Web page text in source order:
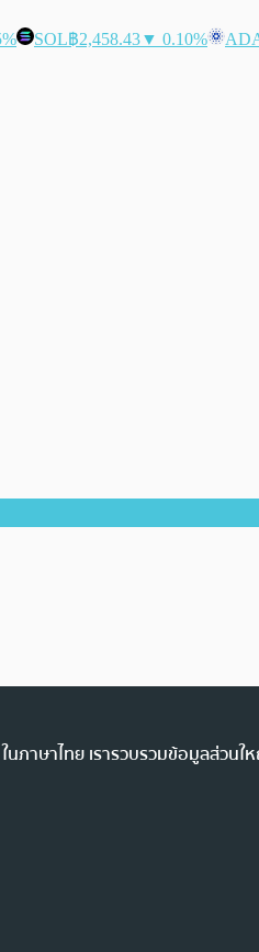
SOL฿2,458.43▼ 0.10%
าษาไทย เรารวบรวมข้อมูลส่วน